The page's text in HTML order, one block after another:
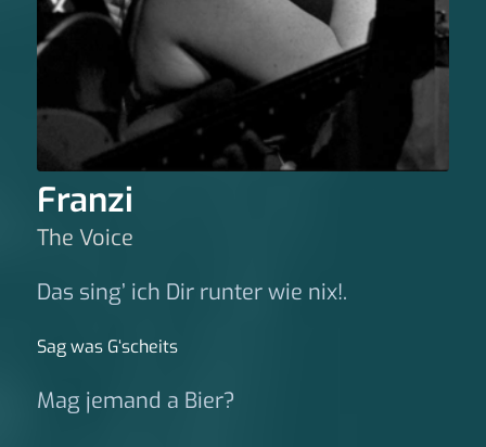
Franzi
The Voice
Das sing’ ich Dir runter wie nix!.
Sag was G‘scheits
Mag jemand a Bier?